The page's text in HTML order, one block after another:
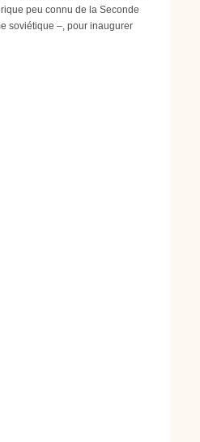
peu connu de la Seconde
soviétique –, pour inaugurer